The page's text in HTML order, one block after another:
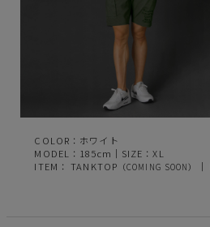
COLOR：ホワイト
MODEL：185cm｜SIZE：XL
ITEM：TANKTOP （COMING SOON） ｜